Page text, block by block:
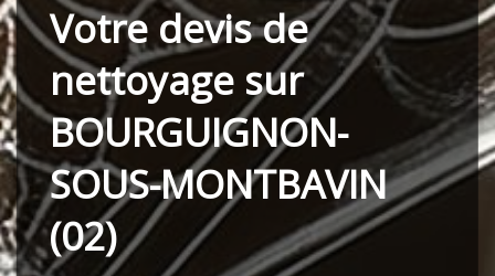
Votre devis de
nettoyage sur
BOURGUIGNON-
SOUS-MONTBAVIN
(02)